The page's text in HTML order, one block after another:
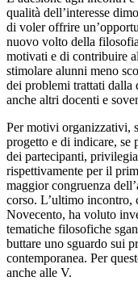
qualità dell’interesse
di voler offrire
nuovo volto della
motivati e di contribuire
stimolare alunni meno
dei problemi trattati dalla
anche altri docenti e
Per motivi organizzativi,
progetto e di indicare, se
dei partecipanti,
rispettivamente per il
maggior congruenza
corso. L’ultimo incontro,
Novecento, ha voluto
tematiche filosofiche
buttare uno sguardo sui
contemporanea. Per
anche alle V.